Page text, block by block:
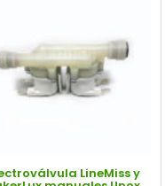
LineMiss y